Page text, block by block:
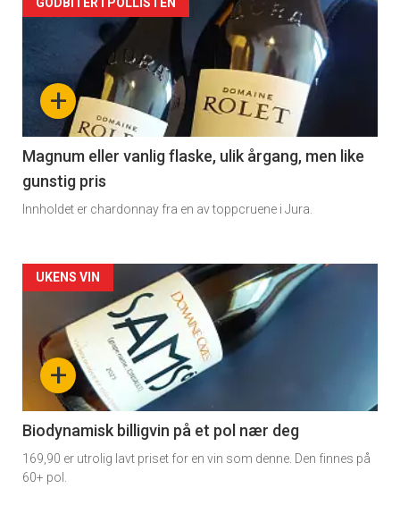
Forsiden
akkurat
nå
3
+
Magnum eller vanlig flaske, ulik årgang, men like
gunstig pris
Innholdet er chardonnay fra en av toppcruene i Jura.
Forsiden
akkurat
nå
4
+
UKENS VIN
Biodynamisk billigvin på et pol nær deg
169,90 er utrolig lavt priset for en vin som denne. Den finnes på
60+ pol.